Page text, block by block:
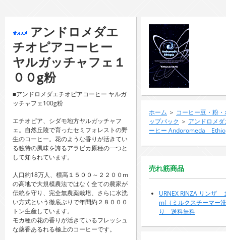
アンドロメダエ
チオピアコーヒー
ヤルガッチャフェ１
００g粉
■アンドロメダエチオピアコーヒー ヤルガ
ッチャフェ100g粉
エチオピア、シダモ地方ヤルガッチャフ
ェ。自然丘陵で育ったセミフォレストの野
生のコーヒー。花のような香りが活きてい
る独特の風味を誇るアラビカ原種の一つと
して知られています。
人口約18万人、標高１５００～２２００m
の高地で大規模農法ではなく全ての農家が
伝統を守り、完全無農薬栽培、さらに水洗
い方式という徹底ぶりで年間約２８０００
トン生産しています。
モカ種の花の香りが活きているフレッシュ
な薬香あるれる極上のコーヒーです。
ホーム ＞ コーヒー豆・粉
ップパック ＞ アンドロメ
ーヒー Andoromeda
売れ筋商品
URNEX RINZA リンザ
ml（ミルクスチーマー
り 送料無料